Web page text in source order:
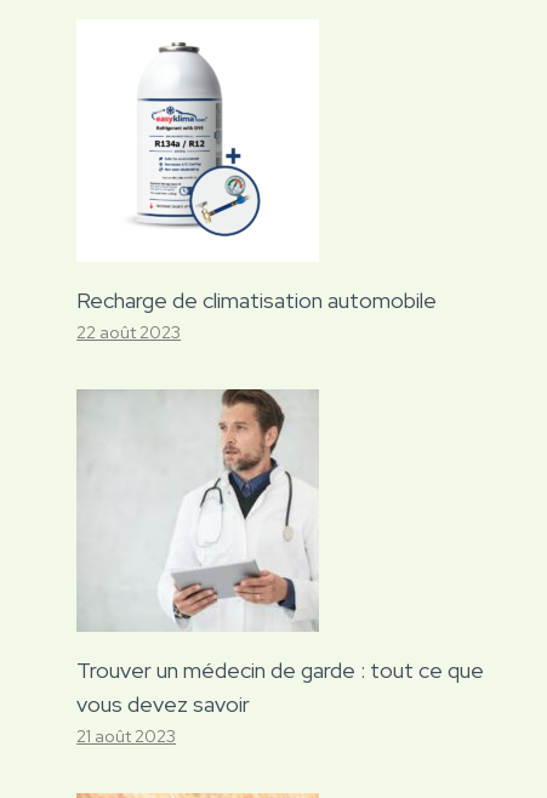
Recharge de climatisation automobile
22 août 2023
Trouver un médecin de garde : tout ce que
vous devez savoir
21 août 2023